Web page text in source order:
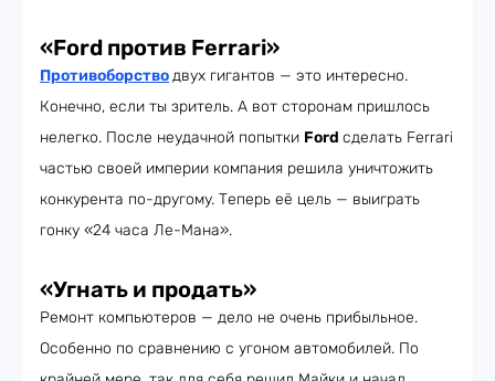
«Ford против Ferrari»
Противоборстводвух гигантов — это интересно.
Конечно, если ты зритель. А вот сторонам пришлось
нелегко. После неудачной попытки Ford сделать Ferrari
частью своей империи компания решила уничтожить
конкурента по-другому. Теперь её цель — выиграть
гонку «24 часа Ле-Мана».
«Угнать и продать»
Ремонт компьютеров — дело не очень прибыльное.
Особенно по сравнению с угоном автомобилей. По